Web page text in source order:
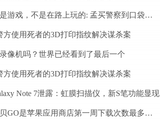
生活不是游戏，不是在路上玩的: 孟买警察到口袋妖怪围棋爱好者
方使用死者的3D打印指纹解决谋杀案
像机吗？世界已经看到了最后一个
方使用死者的3D打印指纹解决谋杀案
Note 7泄露：虹膜扫描仪，新S笔功能显现
神奇宝贝GO是苹果应用商店第一周下载次数最多的应用